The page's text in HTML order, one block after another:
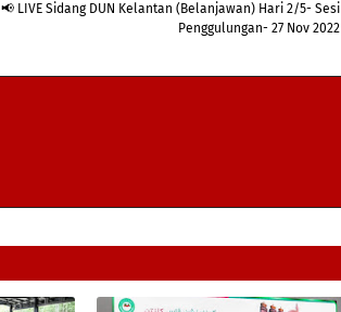
📢 LIVE Sidang DUN Kelantan (Belanjawan) Hari 2/5- Sesi
Penggulungan- 27 Nov 2022